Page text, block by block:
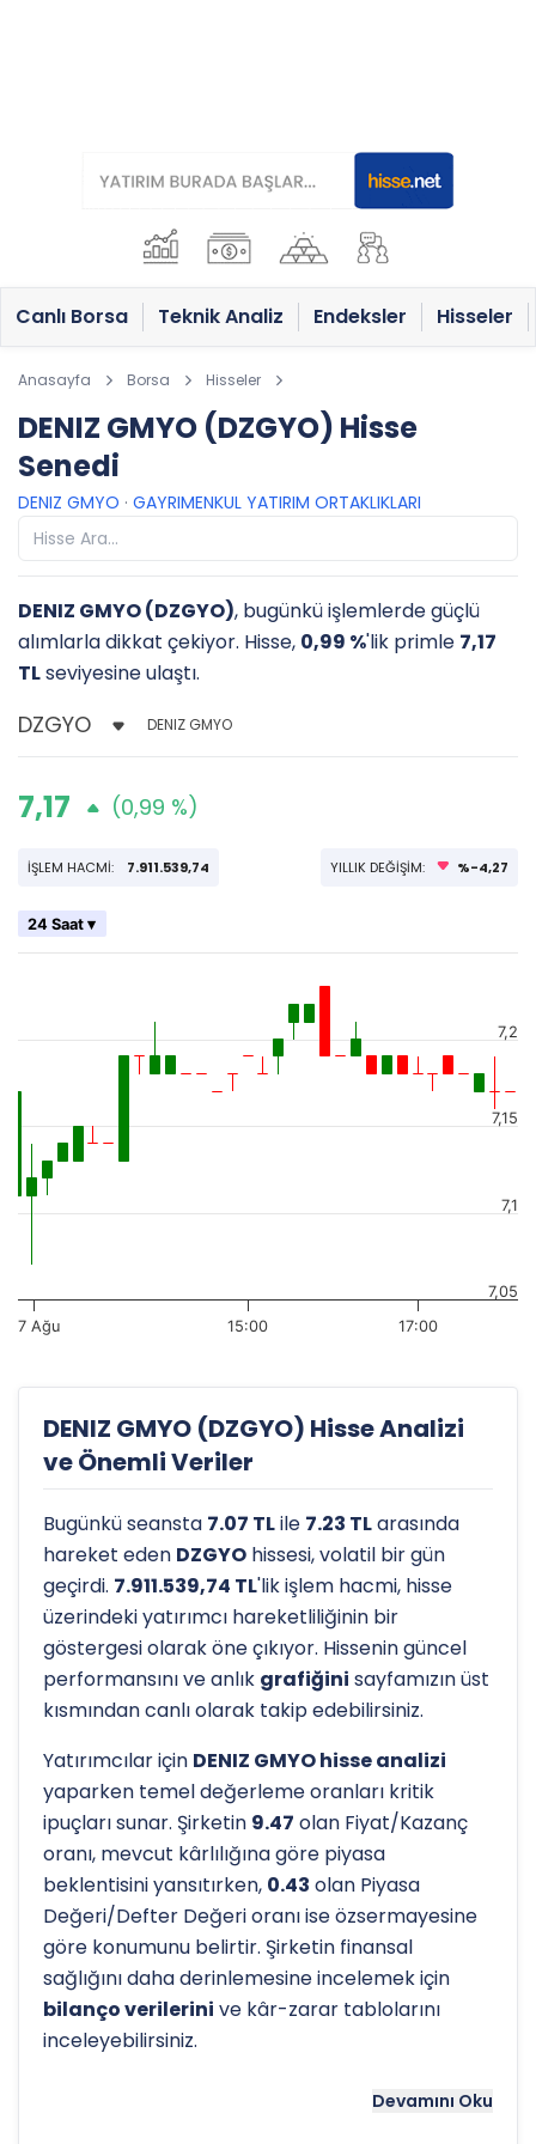
Canlı Borsa Teknik Analiz Endeksler Hisseler
Anasayfa Borsa Hisseler
DENIZ GMYO (DZGYO) Hisse
Senedi
DENIZ GMYO · GAYRIMENKUL YATIRIM ORTAKLIKLARI
DENIZ GMYO (DZGYO), bugünkü işlemlerde güçlü
alımlarla dikkat çekiyor. Hisse, 0,99 %'lik primle 7,17
TLseviyesine ulaştı.
DENIZ GMYO
7,17 (0,99 %)
İŞLEM HACMİ: 7.911.539,74 YILLIK DEĞİŞİM: %-4,27
24 Saat ▾
7 Ağu 15:00 17:00
7,05
7,1
7,15
7,2
DENIZ GMYO (DZGYO) Hisse Analizi
ve Önemli Veriler
Bugünkü seansta 7.07 TLile 7.23 TLarasında
hareket eden DZGYO hissesi, volatil bir gün
geçirdi. 7.911.539,74 TL'lik işlem hacmi, hisse
üzerindeki yatırımcı hareketliliğinin bir
göstergesi olarak öne çıkıyor. Hissenin güncel
performansını ve anlık grafiğini sayfamızın üst
kısmından canlı olarak takip edebilirsiniz.
Yatırımcılar için DENIZ GMYO hisse analizi
yaparken temel değerleme oranları kritik
ipuçları sunar. Şirketin 9.47 olan Fiyat/Kazanç
oranı, mevcut kârlılığına göre piyasa
beklentisini yansıtırken, 0.43 olan Piyasa
Değeri/Defter Değeri oranı ise özsermayesine
göre konumunu belirtir. Şirketin finansal
sağlığını daha derinlemesine incelemek için
bilanço verilerini ve kâr-zarar tablolarını
inceleyebilirsiniz.
Hissenin uzun vadeli trendini ve potansiyelDevamını Oku